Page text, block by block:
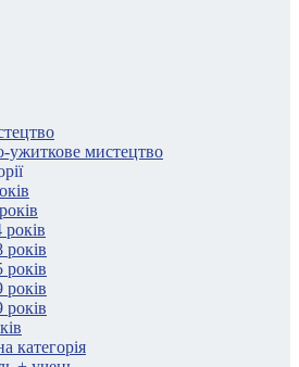
ужиткове мистецтво
років
років
років
років
років
категорія